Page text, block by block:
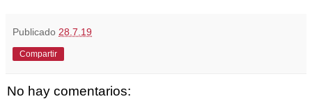
Publicado 28.7.19
Compartir
No hay comentarios: